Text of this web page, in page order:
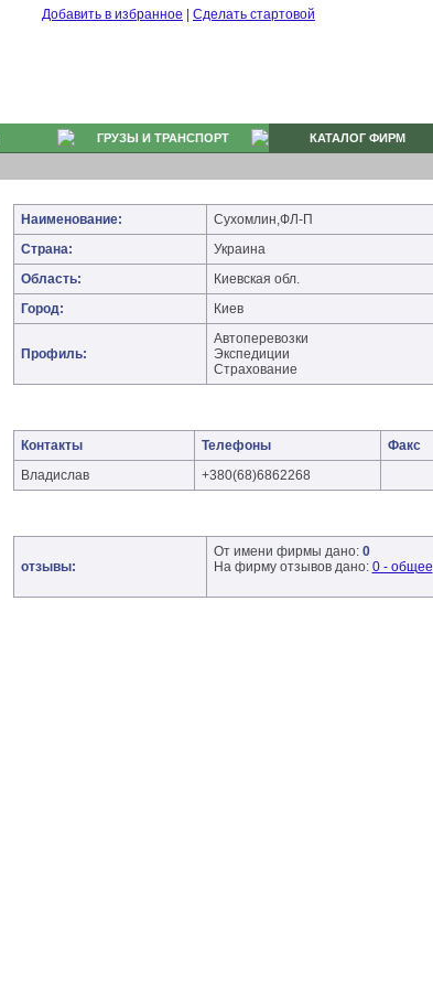
Добавить в избранное Сделать стартовой
ГРУЗЫ И ТРАНСПОРТ КАТАЛОГ ФИРМ
Наименование:
Сухомлин,ФЛ-П
Страна:
Украина
Область:
Киевская обл.
Город:
Киев
Профиль:
Автоперевозки
Экспедиции
Страхование
Контакты Телефоны Факс
Владислав
+380(68)6862268
отзывы:
От имени фирмы дано: 0
На фирму отзывов дано: 0 - общее